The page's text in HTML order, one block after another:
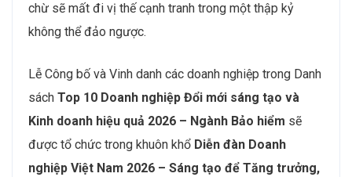
chừ sẽ mất đi vị thế cạnh tranh trong một thập kỷ
không thể đảo ngược.
Lễ Công bố và Vinh danh các doanh nghiệp trong Danh
sách Top 10 Doanh nghiệp Đổi mới sáng tạo và
Kinh doanh hiệu quả 2026 – Ngành Bảo hiểm sẽ
được tổ chức trong khuôn khổ Diễn đàn Doanh
nghiệp Việt Nam 2026 – Sáng tạo để Tăng trưởng,